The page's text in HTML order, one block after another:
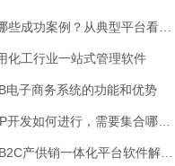
化工行业一站式管理软件
电子商务系统的功能和优势